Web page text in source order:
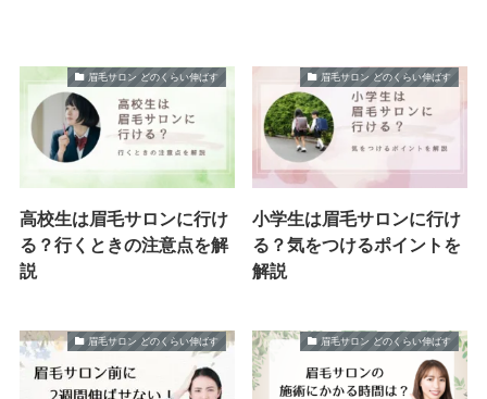
眉毛サロン どのくらい伸ばす
高校生は眉毛サロンに行け
る？行くときの注意点を解
説
眉毛サロン どのくらい伸ばす
小学生は眉毛サロンに行け
る？気をつけるポイントを
解説
眉毛サロン どのくらい伸ばす 眉毛サロン どのくらい伸ばす